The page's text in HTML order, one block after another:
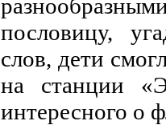
пословицу,
слов, дети
на станции
интересного о